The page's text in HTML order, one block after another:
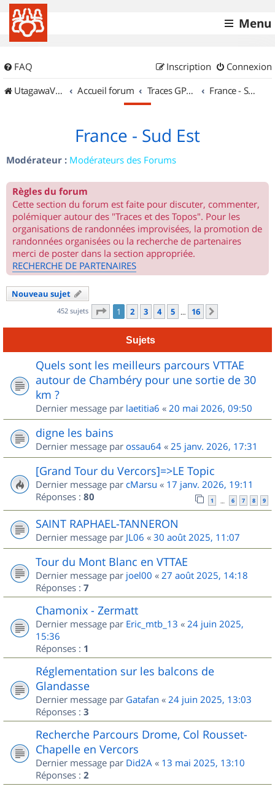
Menu
FAQ Connexion
Inscription
UtagawaVTT (Randos VTT et VTTAE avec traces GPS)
Accueil forum Traces GPS de randos VTT France - Sud Est
France - Sud Est
Modérateur : Modérateurs des Forums
Règles du forum
Cette section du forum est faite pour discuter, commenter,
polémiquer autour des "Traces et des Topos". Pour les
organisations de randonnées improvisées, la promotion de
randonnées organisées ou la recherche de partenaires
merci de poster dans la section appropriée.
RECHERCHE DE PARTENAIRES
Nouveau sujet
452 sujets Page 1sur
1 2 3 4 5 … 16
Sujets
Quels sont les meilleurs parcours VTTAE
autour de Chambéry pour une sortie de 30
km ?
Dernier message par laetitia6 « 20 mai 2026, 09:50
digne les bains
Dernier message par ossau64 « 25 janv. 2026, 17:31
[Grand Tour du Vercors]=>LE Topic
Dernier message par cMarsu « 17 janv. 2026, 19:11
Réponses : 80 1 … 6 7 8 9
SAINT RAPHAEL-TANNERON
Dernier message par JL06 « 30 août 2025, 11:07
Tour du Mont Blanc en VTTAE
Dernier message par joel00 « 27 août 2025, 14:18
Réponses : 7
Chamonix - Zermatt
Dernier message par Eric_mtb_13 « 24 juin 2025,
15:36
Réponses : 1
Réglementation sur les balcons de
Glandasse
Dernier message par Gatafan « 24 juin 2025, 13:03
Réponses : 3
Recherche Parcours Drome, Col Rousset-
Chapelle en Vercors
Dernier message par Did2A « 13 mai 2025, 13:10
Réponses : 2